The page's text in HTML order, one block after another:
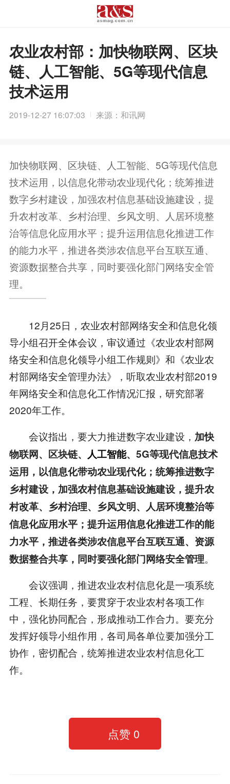
农业农村部：加快物联网、区块
链、人工智能、5G等现代信息
技术运用
2019-12-27 16:07:03 来源：和讯网
加快物联网、区块链、人工智能、5G等现代信息
技术运用，以信息化带动农业现代化；统筹推进
数字乡村建设，加强农村信息基础设施建设，提
升农村改革、乡村治理、乡风文明、人居环境整
治等信息化应用水平；提升运用信息化推进工作
的能力水平，推进各类涉农信息平台互联互通、
资源数据整合共享，同时要强化部门网络安全管
理。
12月25日，农业农村部网络安全和信息化领
导小组召开全体会议，审议通过《农业农村部网
络安全和信息化领导小组工作规则》和《农业农
村部网络安全管理办法》，听取农业农村部2019
年网络安全和信息化工作情况汇报，研究部署
2020年工作。
会议指出，要大力推进数字农业建设， 加快
物联网、区块链、 人工智能、 5G等现代信息技术
运用，以信息化带动农业现代化；统筹推进数字
乡村建设，加强农村信息基础设施建设，提升农
村改革、乡村治理、乡风文明、人居环境整治等
信息化应用水平；提升运用信息化推进工作的能
力水平，推进各类涉农信息平台互联互通、资源
数据整合共享，同时要强化部门网络安全管理。
会议强调，推进农业农村信息化是一项系统
工程、长期任务，要贯穿于农业农村各项工作
中，强化协同配合，形成推动工作合力。要充分
发挥好领导小组作用，各司局各单位要加强分工
协作，密切配合，统筹推进农业农村信息化工
作。
点赞 0